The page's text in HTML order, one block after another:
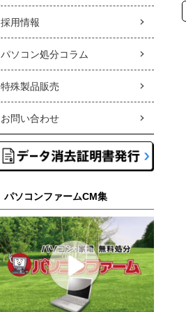
採用情報
パソコン処分コラム
特殊製品販売
お問い合わせ
パソコンファームCM集